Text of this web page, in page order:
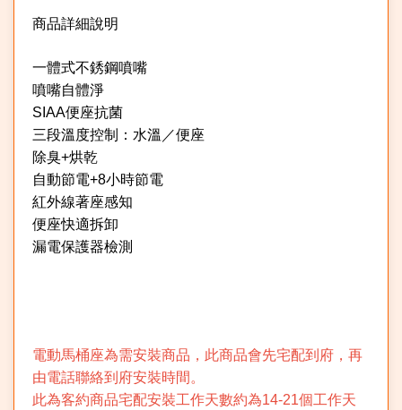
商品詳細說明
一體式不銹鋼噴嘴
噴嘴自體淨
SIAA便座抗菌
三段溫度控制：水溫／便座
除臭+烘乾
自動節電+8小時節電
紅外線著座感知
便座快適拆卸
漏電保護器檢測
電動馬桶座為需安裝商品，此商品會先宅配到府，再
由電話聯絡到府安裝時間。
此為客約商品宅配安裝工作天數約為14-21個工作天